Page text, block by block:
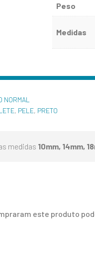
Peso
Medidas
NORMAL
, PELE, PRETO
medidas 10mm, 14mm,
este produto